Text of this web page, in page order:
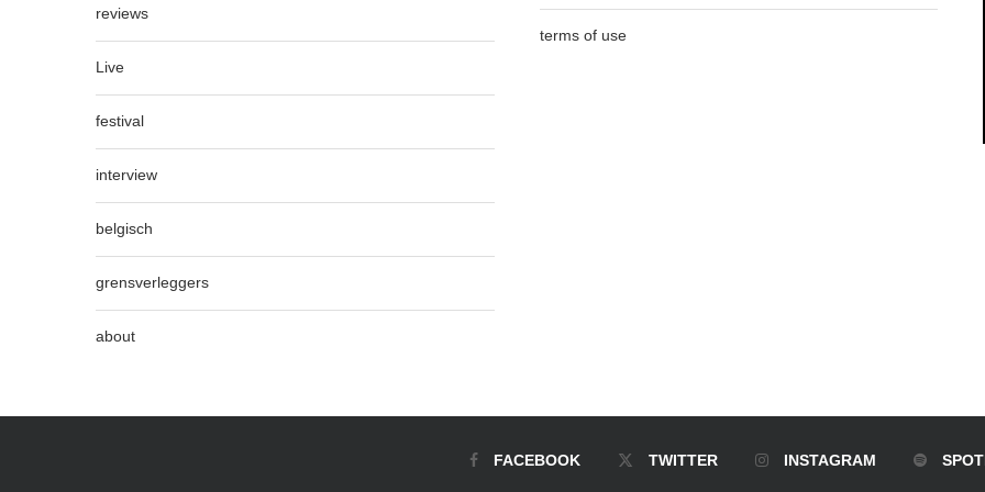
reviews
Live
festival
interview
belgisch
grensverleggers
about
terms of use
FACEBOOK TWITTER INSTAGRAM